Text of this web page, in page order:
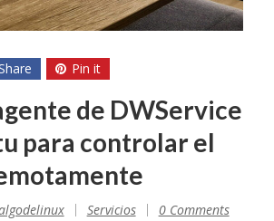
Pin it
de DWService
para controlar el
Servicios 0 Comments